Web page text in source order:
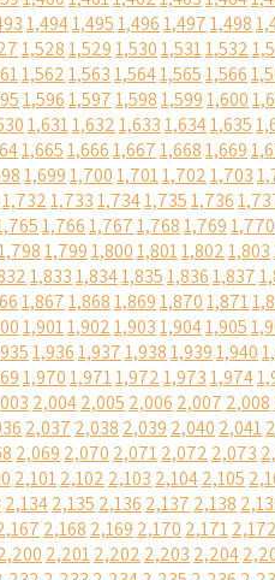
1,4941,4951,4961,4971,498
1,5281,5291,5301,5311,532
1,5621,5631,5641,5651,566
1,5961,5971,5981,5991,600
1,6311,6321,6331,6341,635
1,6651,6661,6671,6681,669
1,6991,7001,7011,7021,703
1,7321,7331,7341,7351,736
1,7661,7671,7681,7691,770
1,7991,8001,8011,8021,803
1,8331,8341,8351,8361,837
1,8671,8681,8691,8701,871
1,9011,9021,9031,9041,905
1,9361,9371,9381,9391,940
1,9701,9711,9721,9731,974
2,0042,005 2,006 2,007 2,008
2,037 2,038 2,039 2,040 2,041
2,069 2,070 2,0712,072 2,073
2,1012,102 2,103 2,1042,105
2,1342,135 2,136 2,137 2,138
2,168 2,169 2,170 2,1712,172
2,2012,202 2,203 2,204